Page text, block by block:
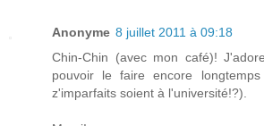
Anonyme 8 juillet 2011 à 09:18
Chin-Chin (avec mon café)!
pouvoir le faire encore
z'imparfaits soient à l'université!?).